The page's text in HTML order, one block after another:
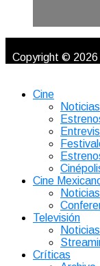
Copyright © 2026
Cine
Noticias
Cine
Noticias
Televisión
Críticas